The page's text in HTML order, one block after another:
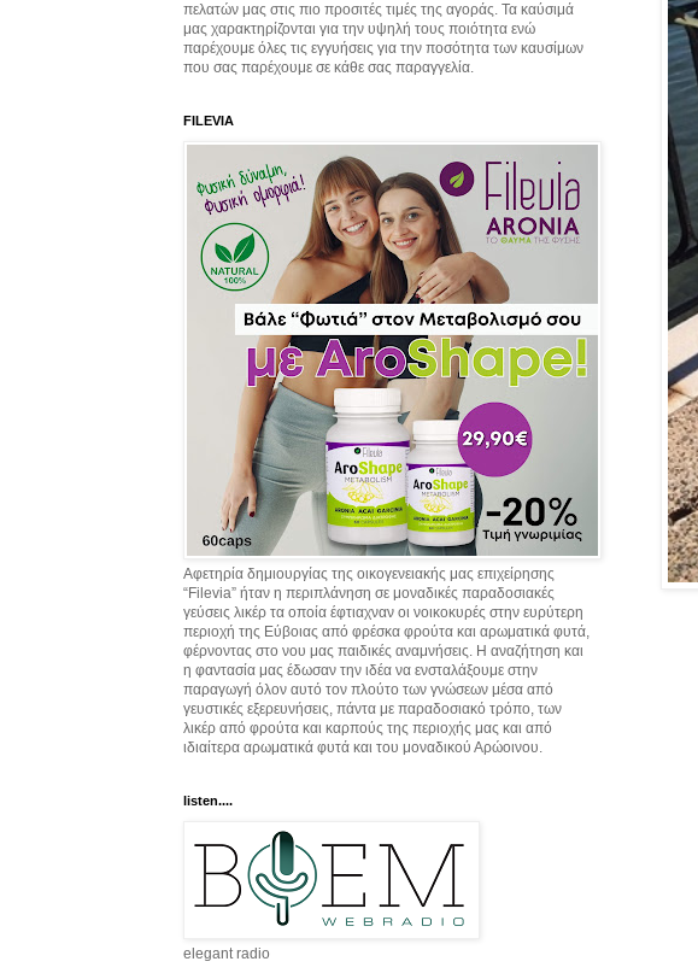
πελατών μας στις πιο προσιτές τιμές της αγοράς. Τα καύσιμά
μας χαρακτηρίζονται για την υψηλή τους ποιότητα ενώ
παρέχουμε όλες τις εγγυήσεις για την ποσότητα των καυσίμων
που σας παρέχουμε σε κάθε σας παραγγελία.
FILEVIA
Αφετηρία δημιουργίας της οικογενειακής μας επιχείρησης
“Filevia” ήταν η περιπλάνηση σε μοναδικές παραδοσιακές
γεύσεις λικέρ τα οποία έφτιαχναν οι νοικοκυρές στην ευρύτερη
περιοχή της Εύβοιας από φρέσκα φρούτα και αρωματικά φυτά,
φέρνοντας στο νου μας παιδικές αναμνήσεις. Η αναζήτηση και
η φαντασία μας έδωσαν την ιδέα να ενσταλάξουμε στην
παραγωγή όλον αυτό τον πλούτο των γνώσεων μέσα από
γευστικές εξερευνήσεις, πάντα με παραδοσιακό τρόπο, των
λικέρ από φρούτα και καρπούς της περιοχής μας και από
ιδιαίτερα αρωματικά φυτά και του μοναδικού Αρώοινου.
listen....
elegant radio